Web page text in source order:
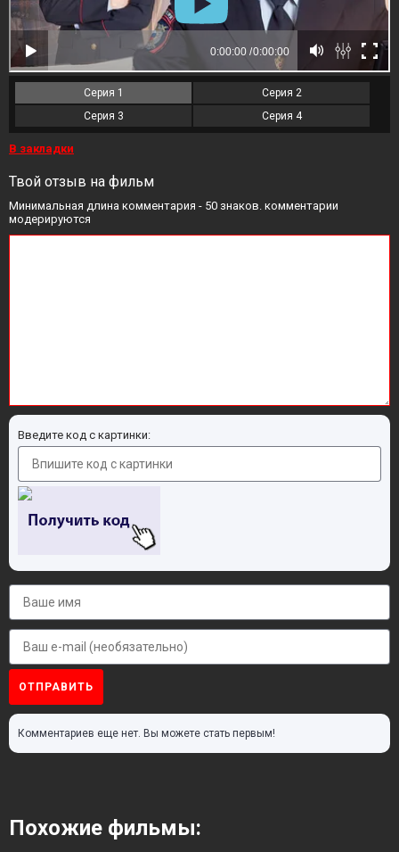
Серия 1
Серия 2
Серия 3
Серия 4
В закладки
Твой отзыв на фильм
Минимальная длина комментария - 50 знаков. комментарии
модерируются
Введите код с картинки:
ОТПРАВИТЬ
Комментариев еще нет. Вы можете стать первым!
Похожие фильмы: